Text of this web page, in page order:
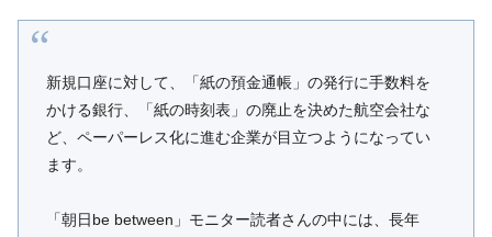
新規口座に対して、「紙の預金通帳」の発行に手数料を
かける銀行、「紙の時刻表」の廃止を決めた航空会社な
ど、ペーパーレス化に進む企業が目立つようになってい
ます。
「朝日be between」モニター読者さんの中には、長年